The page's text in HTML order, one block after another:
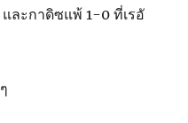
ละกาดิซแพ้ 1-0 ที่เรอั